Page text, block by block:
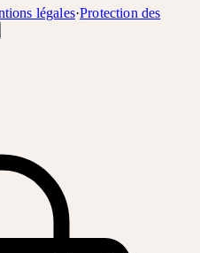
légales·Protection des